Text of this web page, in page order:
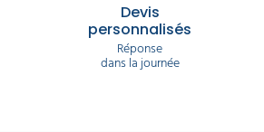
Devis
personnalisés
Réponse
dans la journée